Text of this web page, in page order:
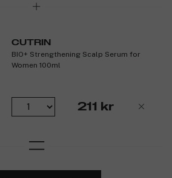
CUTRIN
BIO+ Strengthening Scalp Serum for
Women 100ml
211 kr